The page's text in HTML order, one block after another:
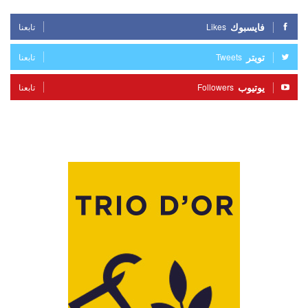
فايسبوك Likes تابعنا
تويتر Tweets تابعنا
يوتيوب Followers تابعنا